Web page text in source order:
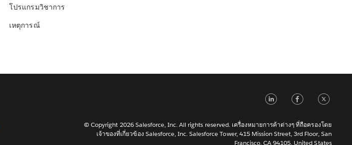
โปรแกรมวิชาการ
เหตุการณ์
LinkedIn
© Copyright 2026 Salesforce, Inc. All rights reserved. เครื่องหมายการค้าต่างๆ ที่ถือครองโดย
เจ้าของที่เกี่ยวข้อง Salesforce, Inc. Salesforce Tower, 415 Mission Street, 3rd Floor, San
Francisco, CA 94105, United States